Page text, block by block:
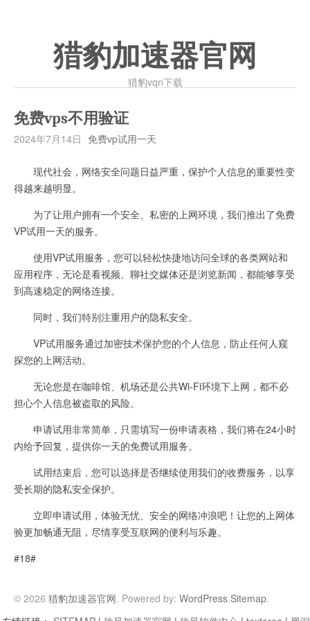
猎豹加速器官网
猎豹vqn下载
免费vps不用验证
2024年7月14日 免费vp试用一天
现代社会，网络安全问题日益严重，保护个人信息的重要性变
得越来越明显。
为了让用户拥有一个安全、私密的上网环境，我们推出了免费
VP试用一天的服务。
使用VP试用服务，您可以轻松快捷地访问全球的各类网站和
应用程序，无论是看视频、聊社交媒体还是浏览新闻，都能够享受
到高速稳定的网络连接。
同时，我们特别注重用户的隐私安全。
VP试用服务通过加密技术保护您的个人信息，防止任何人窥
探您的上网活动。
无论您是在咖啡馆、机场还是公共Wi-Fi环境下上网，都不必
担心个人信息被盗取的风险。
申请试用非常简单，只需填写一份申请表格，我们将在24小时
内给予回复，提供你一天的免费试用服务。
试用结束后，您可以选择是否继续使用我们的收费服务，以享
受长期的隐私安全保护。
立即申请试用，体验无忧、安全的网络冲浪吧！让您的上网体
验更加畅通无阻，尽情享受互联网的便利与乐趣。
#18#
© 2026 猎豹加速器官网. Powered by: WordPress.Sitemap.